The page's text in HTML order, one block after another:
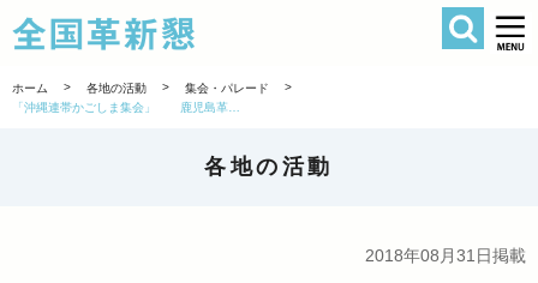
全国革新懇
検索
ホーム > 各地の活動 > 集会・パレード
>
各地の活動
2018年08月31日掲載